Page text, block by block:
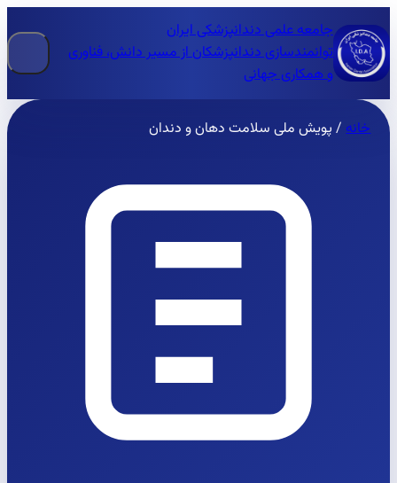
جامعه علمی دندانپزشکی ایران
توانمندسازی دندانپزشکان از مسیر دانش، فناوری
و همکاری جهانی
خانه / پویش ملی سلامت دهان و دندان